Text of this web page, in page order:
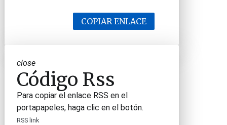
COPIAR ENLACE
close
Código Rss
Para copiar el enlace RSS en el
portapapeles, haga clic en el botón.
RSS link